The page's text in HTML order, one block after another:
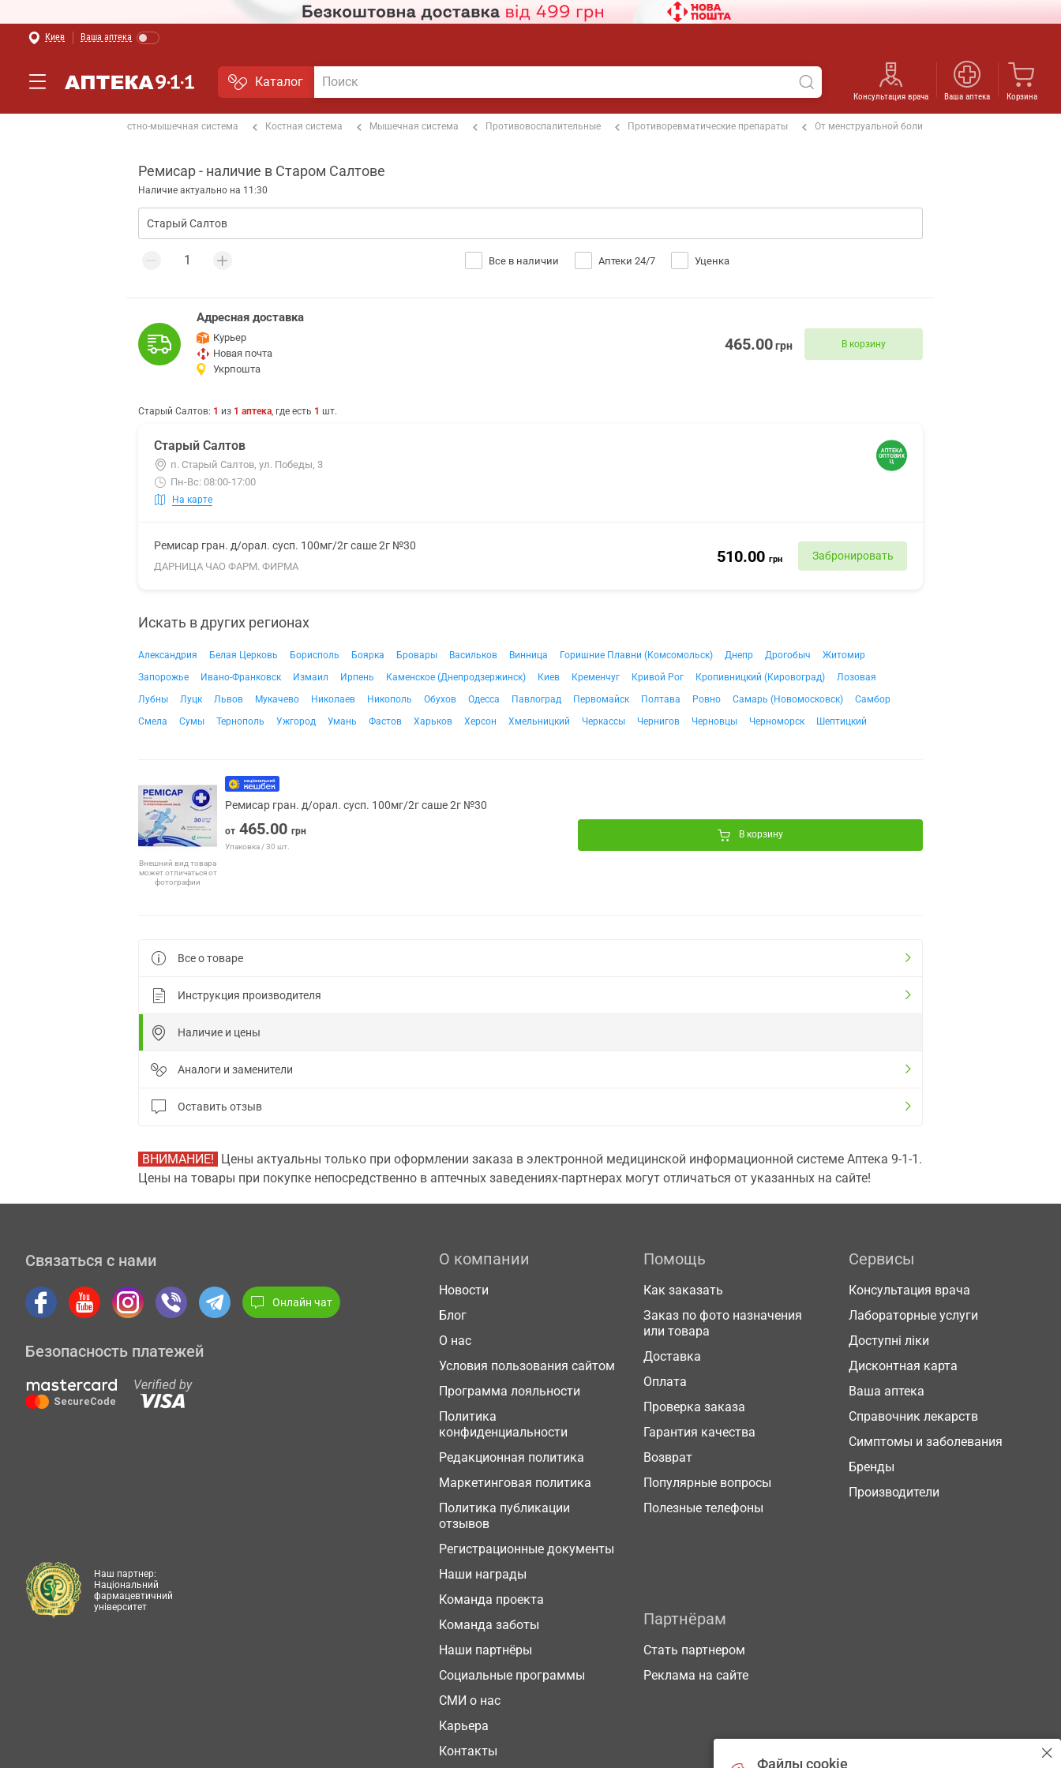
Киев Ваша аптека
Каталог
Консультация врача Ваша аптека Корзина
Костно-мышечная система Костная система Мышечная система Противовоспалительные Противоревматические препараты От менструальной боли
Ремисар - наличие в Старом Салтове
Наличие актуально на 11:30
Все в наличии Аптеки 24/7 Уценка
Адресная доставка
Курьер
Новая почта
Укрпошта
465.00грн В корзину
Старый Салтов: 1 из 1 аптека, где есть 1 шт.
Старый Салтов
п. Старый Салтов, ул. Победы, 3
Пн-Вс: 08:00-17:00
На карте
Ремисар гран. д/орал. сусп. 100мг/2г саше 2г №30
ДАРНИЦА ЧАО ФАРМ. ФИРМА
510.00 грн Забронировать
Искать в других регионах
Александрия Белая Церковь Борисполь Боярка Бровары Васильков Винница Горишние Плавни (Комсомольск) Днепр Дрогобыч
Житомир
Запорожье
Ивано-Франковск Измаил Ирпень Каменское (Днепродзержинск) Киев Кременчуг Кривой Рог Кропивницкий (Кировоград)
Лозовая
Лубны
Луцк Львов Мукачево Николаев Никополь Обухов Одесса Павлоград Первомайск Полтава Ровно Самарь (Новомосковск)
Самбор
Смела
Сумы Тернополь Ужгород Умань Фастов Харьков Херсон Хмельницкий Черкассы Чернигов Черновцы Черноморск Шептицкий
Внешний вид товара
может отличаться от
фотографии
Ремисар гран. д/орал. сусп. 100мг/2г саше 2г №30
от 465.00 грн
Упаковка / 30 шт.
В корзину
Все о товаре
Инструкция производителя
Наличие и цены
Аналоги и заменители
Оставить отзыв
ВНИМАНИЕ! Цены актуальны только при оформлении заказа в электронной медицинской информационной системе Аптека 9-1-1.
Цены на товары при покупке непосредственно в аптечных заведениях-партнерах могут отличаться от указанных на сайте!
Связаться с нами
Онлайн чат
Безопасность платежей
О компании
Новости
Блог
О нас
Условия пользования сайтом
Программа лояльности
Политика
конфиденциальности
Редакционная политика
Маркетинговая политика
Политика публикации
отзывов
Регистрационные документы
Наши награды
Команда проекта
Команда заботы
Наши партнёры
Социальные программы
СМИ о нас
Карьера
Контакты
Помощь
Как заказать
Заказ по фото назначения
или товара
Доставка
Оплата
Проверка заказа
Гарантия качества
Возврат
Популярные вопросы
Полезные телефоны
Сервисы
Консультация врача
Лабораторные услуги
Доступні ліки
Дисконтная карта
Ваша аптека
Справочник лекарств
Симптомы и заболевания
Бренды
Производители
Партнёрам
Стать партнером
Реклама на сайте
Наш партнер:
Національний
фармацевтичний
університет
Файлы cookie